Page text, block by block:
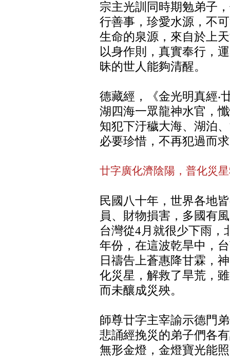
宗主光訓同時期勉弟子
行善事，珍愛水源，不
生命的泉源，來自於上
以身作則，真實奉行，
昧的世人能夠清醒。
德藏經，《金光明真經‧
湖四海一眾龍神水官，
知犯下汙穢大海、湖泊
必要珍惜，不再犯過而
廿字廣化濟陰陽，普化災
民國八十年，世界各地
員、財物損害，多國有
台灣從4月就很少下雨，
年份，在這波乾旱中，
日禱告上蒼惠降甘霖，
化災星，解救了旱荒，
而未釀成災殃。
師尊廿字主宰諭示德門
悲誦經挽災的弟子們各
無形金燈，金燈寶光能